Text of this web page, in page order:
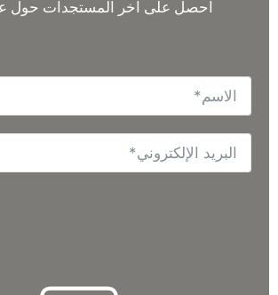
احصل على آخر المستجدات حول